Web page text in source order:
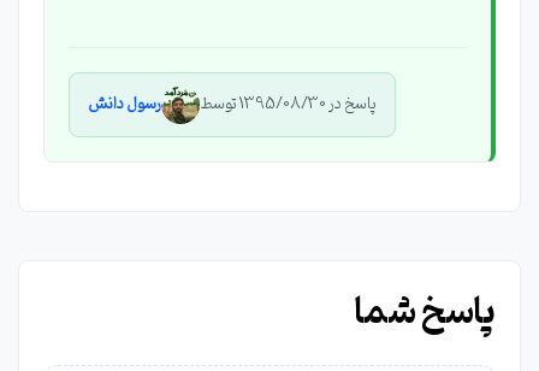
پاسخ در 1395/08/30 توسط رسول دانش
پاسخ شما